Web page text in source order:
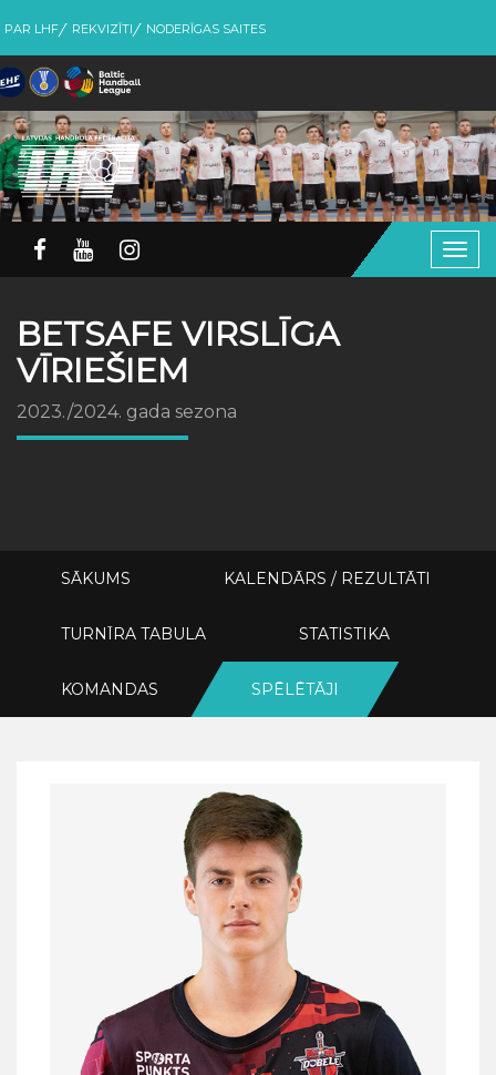
PAR LHF REKVIZĪTI NODERĪGAS SAITES
BETSAFE VIRSLĪGA
VĪRIEŠIEM
2023./2024. gada sezona
SĀKUMS KALENDĀRS / REZULTĀTI
TURNĪRA TABULA STATISTIKA
KOMANDAS SPĒLĒTĀJI